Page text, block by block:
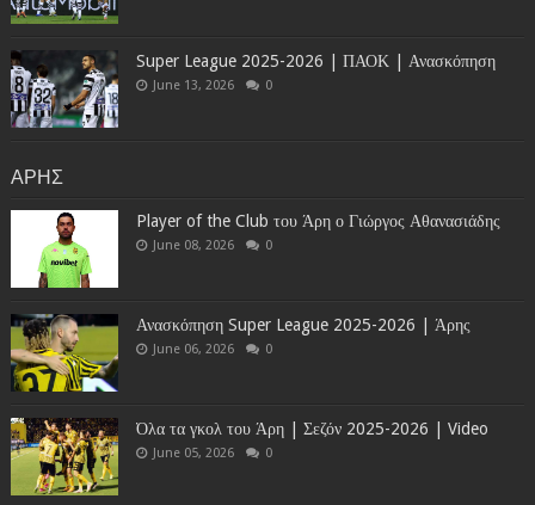
Super League 2025-2026 | ΠΑΟΚ | Ανασκόπηση
June 13, 2026 0
ΑΡΗΣ
Player of the Club του Άρη ο Γιώργος Αθανασιάδης
June 08, 2026 0
Ανασκόπηση Super League 2025-2026 | Άρης
June 06, 2026 0
Όλα τα γκολ του Άρη | Σεζόν 2025-2026 | Video
June 05, 2026 0